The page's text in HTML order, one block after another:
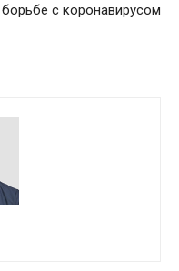
борьбе с коронавирусом